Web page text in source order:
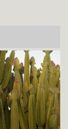
te adopteren, met
blijven!